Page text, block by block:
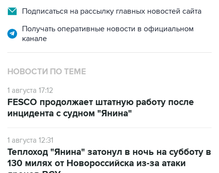
Подписаться на рассылку главных новостей сайта
Получать оперативные новости в официальном
канале
НОВОСТИ ПО ТЕМЕ
1 августа 17:12
FESCO продолжает штатную работу после
инцидента с судном "Янина"
1 августа 12:31
Теплоход "Янина" затонул в ночь на субботу в
130 милях от Новороссийска из-за атаки